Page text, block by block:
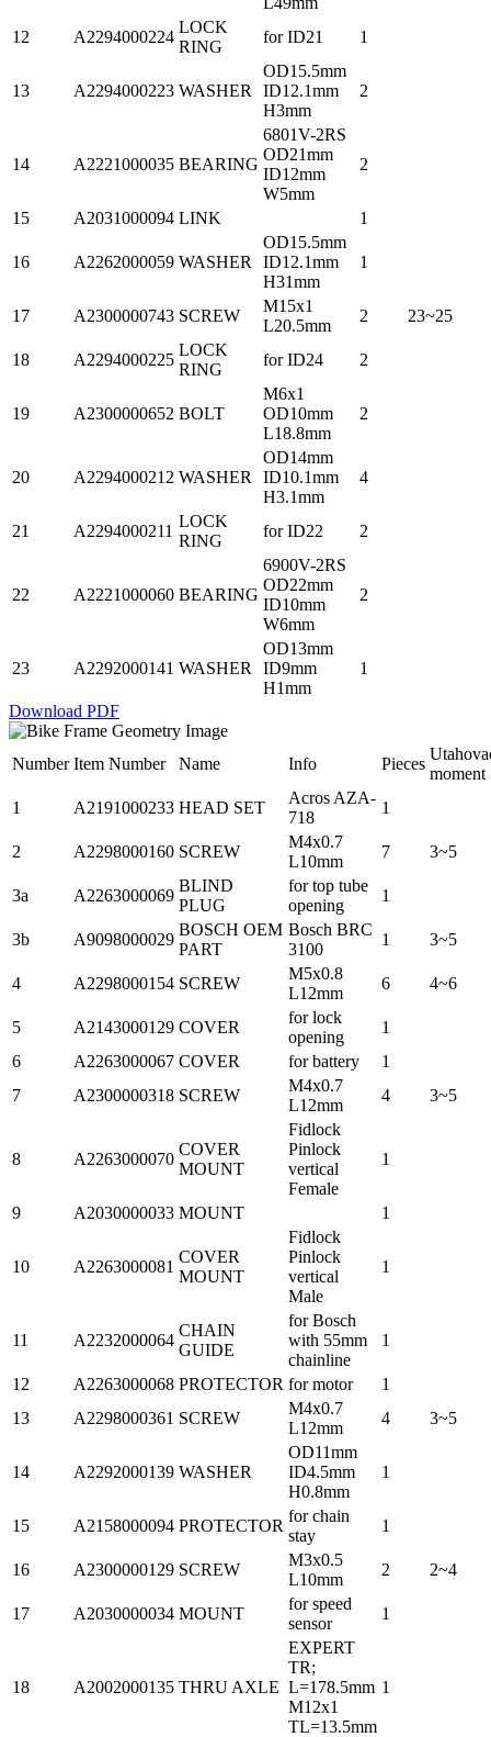
12 A2294000224
LOCK
RING
for ID21 1
13 A2294000223 WASHER
OD15.5mm
ID12.1mm
H3mm
2
14 A2221000035 BEARING
6801V-2RS
OD21mm
ID12mm
W5mm
2
15 A2031000094 LINK 1
16 A2262000059 WASHER
OD15.5mm
ID12.1mm
H31mm
1
17 A2300000743 SCREW
M15x1
L20.5mm
2 23~25
18 A2294000225
LOCK
RING
for ID24 2
19 A2300000652 BOLT
M6x1
OD10mm
L18.8mm
2
20 A2294000212 WASHER
OD14mm
ID10.1mm
H3.1mm
4
21 A2294000211
LOCK
RING
for ID22 2
22 A2221000060 BEARING
6900V-2RS
OD22mm
ID10mm
W6mm
2
23 A2292000141 WASHER
OD13mm
ID9mm
H1mm
1
Download PDF
Number Item Number Name Info Pieces
moment
1
A2191000233 HEAD SET
Acros AZA-
718
1
2 A2298000160 SCREW
M4x0.7
L10mm
7 3~5
3a A2263000069
BLIND
PLUG
for top tube
opening
1
3b A9098000029
BOSCH OEM
PART
Bosch BRC
3100
1 3~5
4 A2298000154 SCREW
M5x0.8
L12mm
6 4~6
5 A2143000129 COVER
for lock
opening
1
6
A2263000067 COVER for battery
1
7
A2300000318 SCREW
M4x0.7
L12mm
4 3~5
8 A2263000070
COVER
MOUNT
Fidlock
Pinlock
vertical
Female
1
9 A2030000033 MOUNT 1
10 A2263000081
COVER
MOUNT
Fidlock
Pinlock
vertical
Male
1
11 A2232000064
CHAIN
GUIDE
for Bosch
with 55mm
chainline
1
12 A2263000068 PROTECTOR for motor
1
13
A2298000361 SCREW
M4x0.7
L12mm
4 3~5
14 A2292000139 WASHER
OD11mm
ID4.5mm
H0.8mm
1
15 A2158000094 PROTECTOR
for chain
stay
1
16 A2300000129 SCREW
M3x0.5
L10mm
2 2~4
17 A2030000034 MOUNT
for speed
sensor
1
18 A2002000135 THRU AXLE
EXPERT
TR;
L=178.5mm
M12x1
TL=13.5mm
1